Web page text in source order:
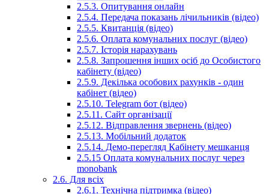
2.5.3. Опитування онлайн
2.5.4. Передача показань лічильників (відео)
2.5.5. Квитанція (відео)
2.5.6. Оплата комунальних послуг (відео)
2.5.7. Історія нарахувань
2.5.8. Запрошення інших осіб до Особистого
кабінету (відео)
2.5.9. Декілька особових рахунків - один
кабінет (відео)
2.5.10. Telegram бот (відео)
2.5.11. Сайт організації
2.5.12. Відправлення звернень (відео)
2.5.13. Мобільний додаток
2.5.14. Демо-перегляд Кабінету мешканця
2.5.15 Оплата комунальних послуг через
monobank
2.6. Для всіх
2.6.1. Технічна підтримка (відео)